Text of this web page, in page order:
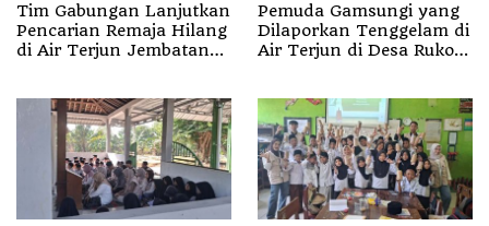
Tim Gabungan Lanjutkan
Pencarian Remaja Hilang
di Air Terjun Jembatan
Pemuda Gamsungi yang
Dilaporkan Tenggelam di
Air Terjun di Desa Ruko